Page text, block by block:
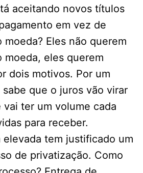
aceitando novos títulos
em vez de
Eles não querem
moeda, eles querem
dois motivos. Por um
que o juros vão virar
ter um volume cada
para receber.
tem justificado um
de privatização. Como